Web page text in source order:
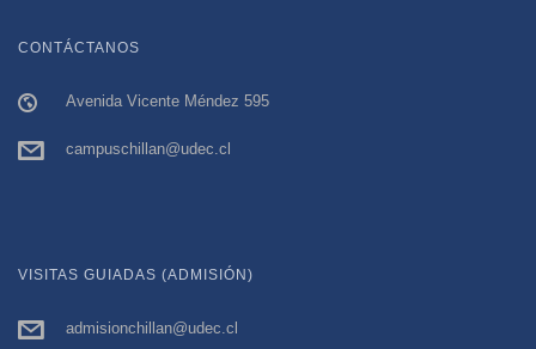
CONTÁCTANOS
Avenida Vicente Méndez 595
campuschillan@udec.cl
VISITAS GUIADAS (ADMISIÓN)
admisionchillan@udec.cl